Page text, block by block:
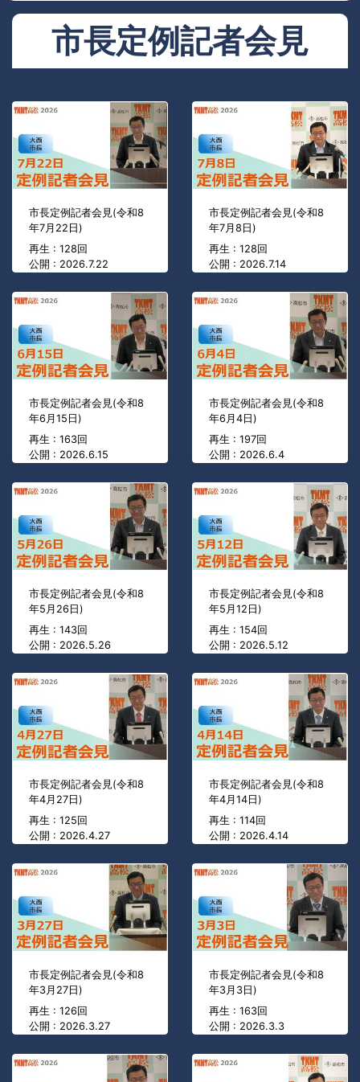
市長定例記者会見
市長定例記者会見(令和8
年7月22日)
再生 : 128回
公開 : 2026.7.22
市長定例記者会見(令和8
年7月8日)
再生 : 128回
公開 : 2026.7.14
市長定例記者会見(令和8
年6月15日)
再生 : 163回
公開 : 2026.6.15
市長定例記者会見(令和8
年6月4日)
再生 : 197回
公開 : 2026.6.4
市長定例記者会見(令和8
年5月26日)
再生 : 143回
公開 : 2026.5.26
市長定例記者会見(令和8
年5月12日)
再生 : 154回
公開 : 2026.5.12
市長定例記者会見(令和8
年4月27日)
再生 : 125回
公開 : 2026.4.27
市長定例記者会見(令和8
年4月14日)
再生 : 114回
公開 : 2026.4.14
市長定例記者会見(令和8
年3月27日)
再生 : 126回
公開 : 2026.3.27
市長定例記者会見(令和8
年3月3日)
再生 : 163回
公開 : 2026.3.3